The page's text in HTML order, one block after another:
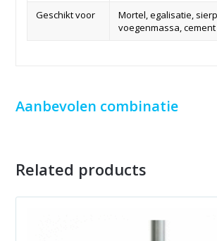
Geschikt voor
Mortel, egalisatie,
voegenmassa, cement
Aanbevolen combinatie
Related products